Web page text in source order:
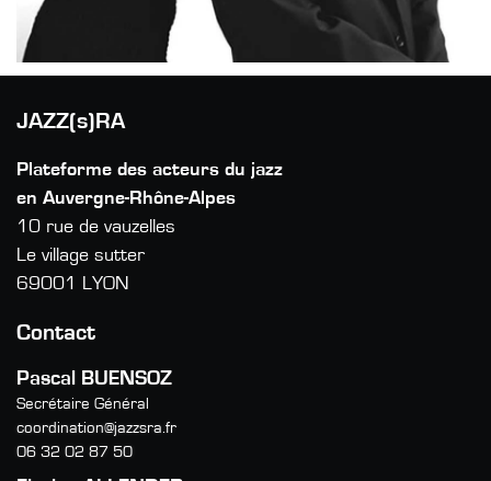
JAZZ(s)RA
Plateforme des acteurs du jazz
en Auvergne-Rhône-Alpes
10 rue de vauzelles
Le village sutter
69001 LYON
Contact
Pascal BUENSOZ
Secrétaire Général
coordination@jazzsra.fr
06 32 02 87 50